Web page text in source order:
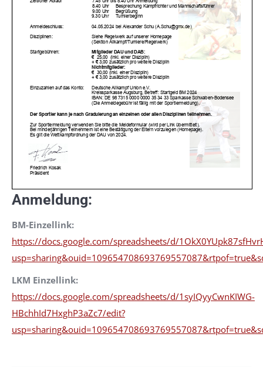
Anmeldung:
BM-Einzellink:
https://docs.google.com/spreadsheets/d/
LKM Einzellink:
https://docs.google.com/spreadsheets/d/1syIQyyCwnKIWG-
HBchhId7HxghP3aZc7/edit?